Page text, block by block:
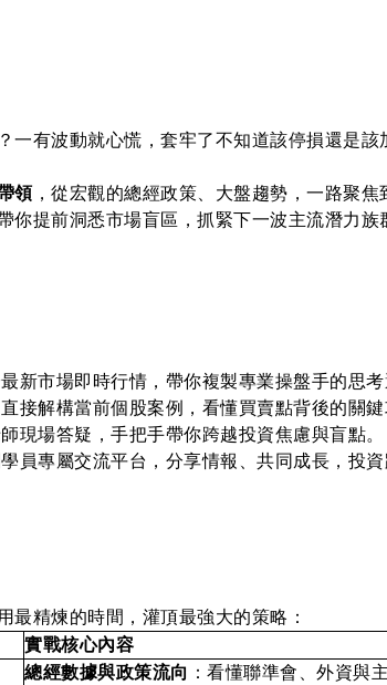
一有波動就心慌，套牢了不知道該停損還是
領，從宏觀的總經政策、大盤趨勢，一路聚
帶你提前洞悉市場盲區，抓緊下一波主流潛力族
新市場即時行情，帶你複製專業操盤手的思考
接解構當前個股案例，看懂買賣點背後的關鍵
現場答疑，手把手帶你跨越投資焦慮與盲點。
員專屬交流平台，分享情報、共同成長，投資
最精煉的時間，灌頂最強大的策略：
實戰核心內容
總經數據與政策流向 ：看懂聯準會、外資與